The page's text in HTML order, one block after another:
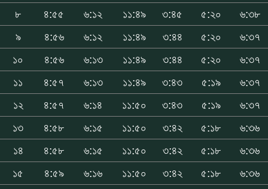
৮
৪:৫৫ ৬:১২ ১১:৪৯ ৩:৪৫ ৫:২০
৬:৩৮
৯
৪:৫৬ ৬:১২ ১১:৪৯ ৩:৪৪ ৫:২০
৬:৩৭
১০
৪:৫৬ ৬:১৩ ১১:৪৯ ৩:৪৪ ৫:২০
৬:৩৭
১১
৪:৫৭ ৬:১৩ ১১:৪৯ ৩:৪৩ ৫:১৯
৬:৩৭
১২
৪:৫৭ ৬:১৪ ১১:৫০ ৩:৪৩ ৫:১৯
৬:৩৭
১৩
৪:৫৮ ৬:১৫ ১১:৫০ ৩:৪২ ৫:১৮
৬:৩৬
১৪
৪:৫৮ ৬:১৫ ১১:৫০ ৩:৪২ ৫:১৮
৬:৩৬
১৫
৪:৫৯ ৬:১৬ ১১:৫০ ৩:৪২ ৫:১৮
৬:৩৬